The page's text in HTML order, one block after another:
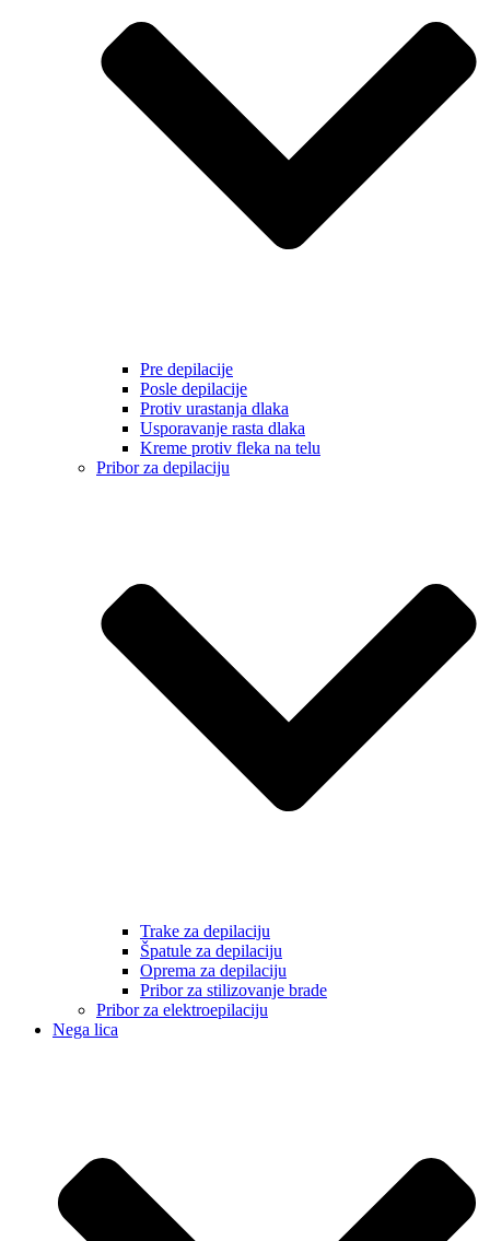
Pre depilacije
Posle depilacije
Protiv urastanja dlaka
Usporavanje rasta dlaka
Kreme protiv fleka na telu
Pribor za depilaciju
Trake za depilaciju
Špatule za depilaciju
Oprema za depilaciju
Pribor za stilizovanje brade
Pribor za elektroepilaciju
Nega lica